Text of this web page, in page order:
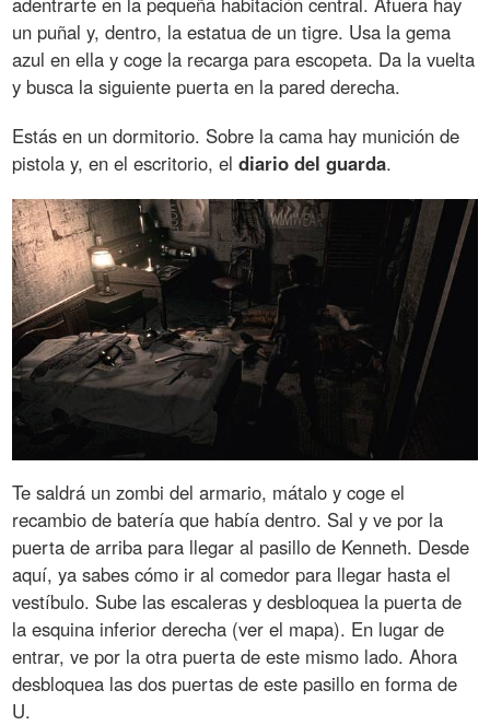
un puñal y, dentro, la estatua de un tigre. Usa la gema
azul en ella y coge la recarga para escopeta. Da la vuelta
y busca la siguiente puerta en la pared derecha.
Estás en un dormitorio. Sobre la cama hay munición de
pistola y, en el escritorio, eldiario del guarda.
Te saldrá un zombi del armario, mátalo y coge el
recambio de batería que había dentro. Sal y ve por la
puerta de arriba para llegar al pasillo de Kenneth. Desde
aquí, ya sabes cómo ir al comedor para llegar hasta el
vestíbulo. Sube las escaleras y desbloquea la puerta de
la esquina inferior derecha (ver el mapa). En lugar de
entrar, ve por la otra puerta de este mismo lado. Ahora
desbloquea las dos puertas de este pasillo en forma de
U.